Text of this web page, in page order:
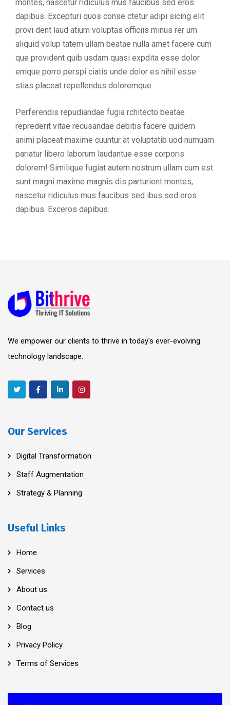
montes, nascetur ridiculus mus faucibus sed eros
dapibus. Excepturi quos conse ctetur adipi sicing elit
provi dent laud atium voluptas officiis minus rer um
aliquid volup tatem ullam beatae nulla amet facere cum
que provident quib usdam quasi expdita esse dolor
emque porro perspi ciatis unde dolor es nihil esse
stias placeat repellendus doloremque.
Perferendis repudiandae fugia rchitecto beatae
reprederit vitae recusandae debitis facere quidem
animi placeat maxime cuuntur at voluptatib uod numuam
pariatur libero laborum laudantue esse corporis
dolorem! Similique fugiat autem nostrum ullam cum est
sunt magni maxime magnis dis parturient montes,
nascetur ridiculus mus faucibus sed ibus sed eros
dapibus. Exceros dapibus.
We empower our clients to thrive in today's ever-evolving
technology landscape.
Our Services
Digital Transformation
Staff Augmentation
Strategy & Planning
Useful Links
Home
Services
About us
Contact us
Blog
Privacy Policy
Terms of Services